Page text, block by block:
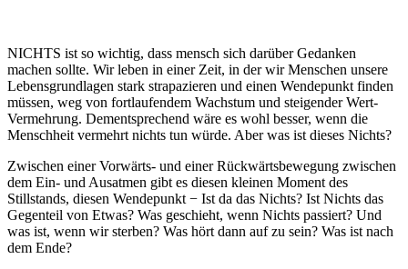
NICHTS ist so wichtig, dass mensch sich darüber Gedanken
machen sollte. Wir leben in einer Zeit, in der wir Menschen unsere
Lebensgrundlagen stark strapazieren und einen Wendepunkt finden
müssen, weg von fortlaufendem Wachstum und steigender Wert-
Vermehrung. Dementsprechend wäre es wohl besser, wenn die
Menschheit vermehrt nichts tun würde. Aber was ist dieses Nichts?
Zwischen einer Vorwärts- und einer Rückwärtsbewegung zwischen
dem Ein- und Ausatmen gibt es diesen kleinen Moment des
Stillstands, diesen Wendepunkt − Ist da das Nichts? Ist Nichts das
Gegenteil von Etwas? Was geschieht, wenn Nichts passiert? Und
was ist, wenn wir sterben? Was hört dann auf zu sein? Was ist nach
dem Ende?